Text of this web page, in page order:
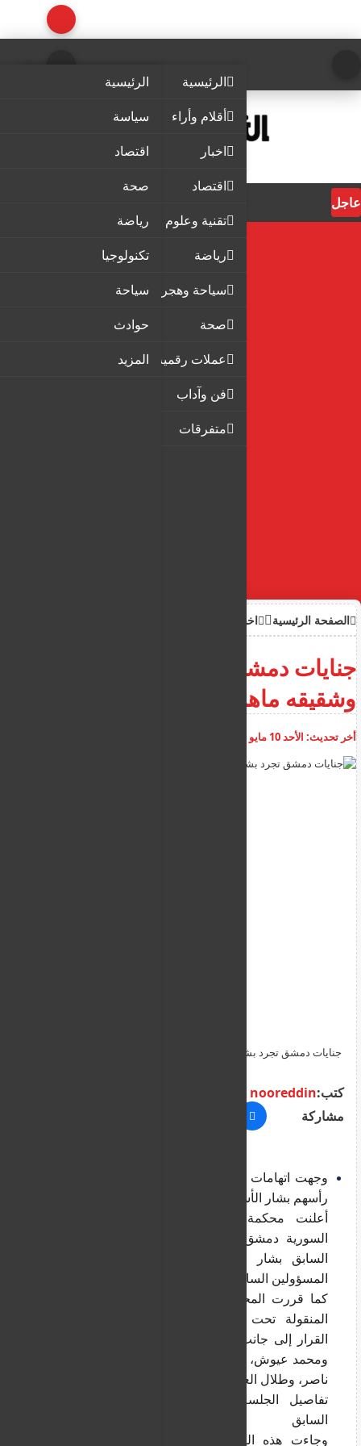
الرئيسية
أقلام وأراء
اخبار
اقتصاد
تقنية وعلوم
رياضة
سياحة وهجرة
صحة
عملات رقمية
فن وآداب
متفرقات
الرئيسية
سياسة
اقتصاد
صحة
رياضة
تكنولوجيا
سياحة
حوادث
المزيد
عاجل
الصفحة الرئيسية اخبار
جنايات دمشق تجرد بشار الاسد
وشقيقه ماهر من الحقوق المدنية
أخر تحديث: الأحد 10 مايو 2026
جنايات دمشق تجرد بشار الاسد وشقيقه ماهر من الحقوق المدنية
كتب:nooreddin
مشاركة
رأسهم بشار الأسد تمهيدا لمحاكمتهم غيابيا
المسؤولين السابقين من حقوقهم المدنية.
ناصر، وطلال العسيمي.
السابق